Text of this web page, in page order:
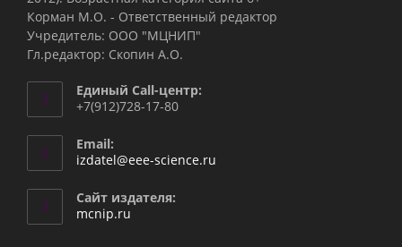
Корман М.О. - Ответственный редактор
Учредитель: ООО "МЦНИП"
Гл.редактор: Скопин А.О.
Единый Call-центр:
+7(912)728-17-80
Email:
izdatel@eee-science.ru
Сайт издателя:
mcnip.ru